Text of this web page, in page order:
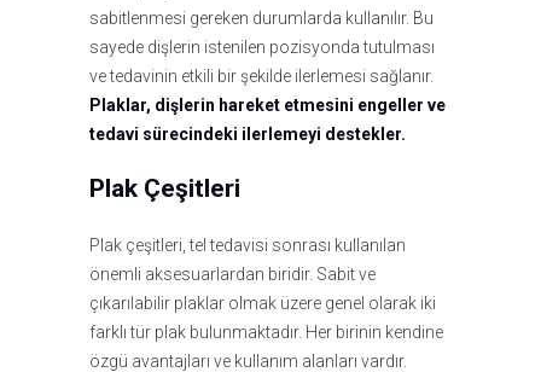
sabitlenmesi gereken durumlarda kullanılır. Bu
sayede dişlerin istenilen pozisyonda tutulması
ve tedavinin etkili bir şekilde ilerlemesi sağlanır.
Plaklar, dişlerin hareket etmesini engeller ve
tedavi sürecindeki ilerlemeyi destekler.
Plak Çeşitleri
Plak çeşitleri, tel tedavisi sonrası kullanılan
önemli aksesuarlardan biridir. Sabit ve
çıkarılabilir plaklar olmak üzere genel olarak iki
farklı tür plak bulunmaktadır. Her birinin kendine
özgü avantajları ve kullanım alanları vardır.